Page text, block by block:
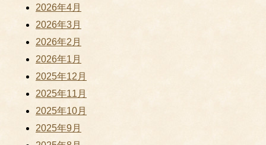
2026年4月
2026年3月
2026年2月
2026年1月
2025年12月
2025年11月
2025年10月
2025年9月